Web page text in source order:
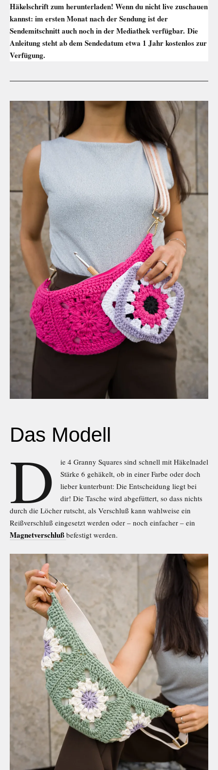
Häkelschrift zum herunterladen! Wenn du nicht live zuschauen
kannst: im ersten Monat nach der Sendung ist der
Sendemitschnitt auch noch in der Mediathek verfügbar. Die
Anleitung steht ab dem Sendedatum etwa 1 Jahr kostenlos zur
Verfügung.
Das Modell
D
ie 4 Granny Squares sind schnell mit Häkelnadel
Stärke 6 gehäkelt, ob in einer Farbe oder doch
lieber kunterbunt: Die Entscheidung liegt bei
dir! Die Tasche wird abgefüttert, so dass nichts
durch die Löcher rutscht, als Verschluß kann wahlweise ein
Reißverschluß eingesetzt werden oder – noch einfacher – ein
Magnetverschluß befestigt werden.